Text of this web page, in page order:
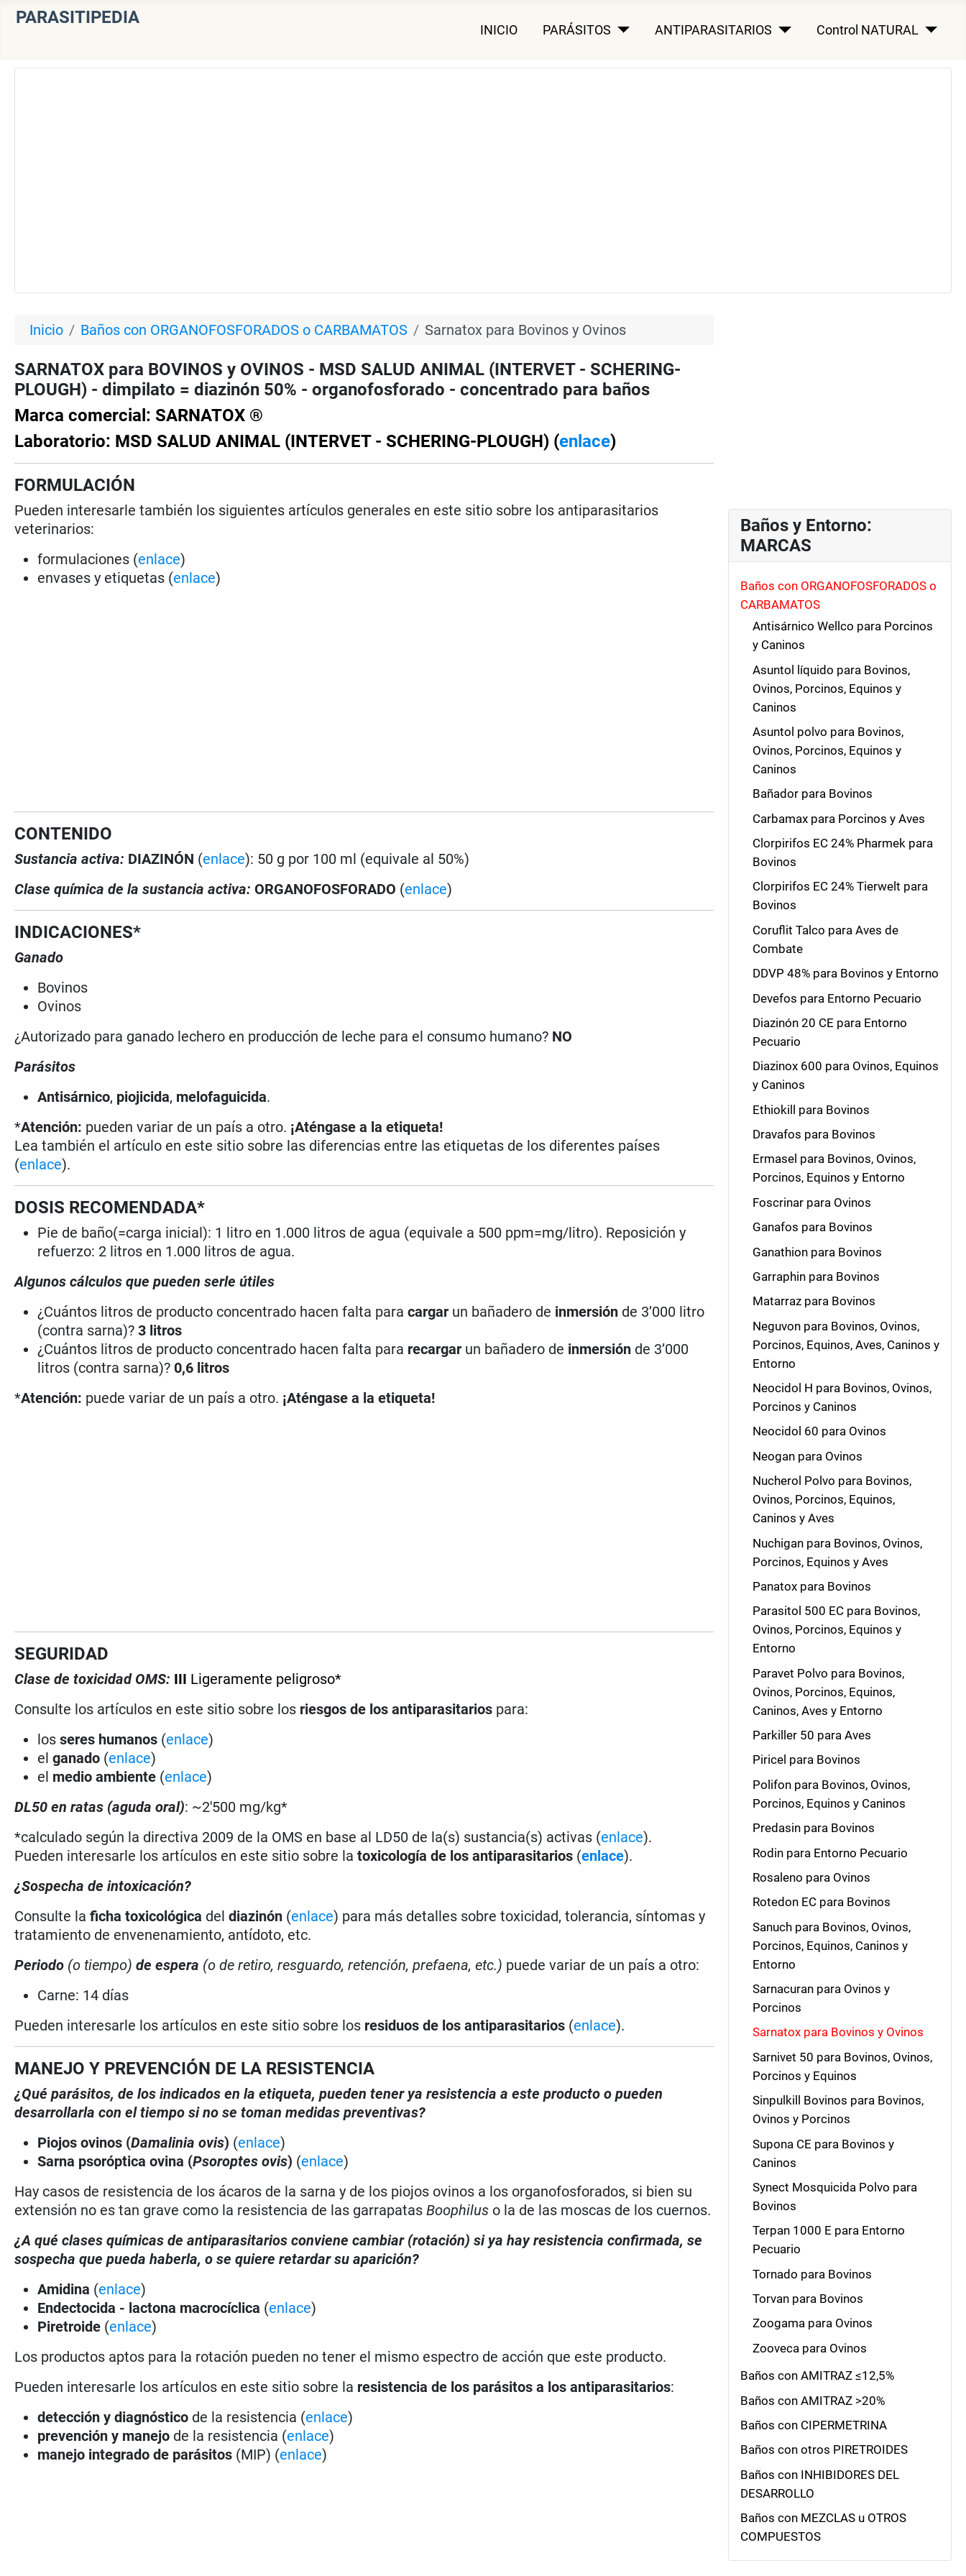
PARASITIPEDIA
INICIO PARÁSITOS ANTIPARASITARIOS Control NATURAL
Inicio Baños con ORGANOFOSFORADOS o CARBAMATOS Sarnatox para Bovinos y Ovinos
SARNATOX para BOVINOS y OVINOS - MSD SALUD ANIMAL (INTERVET - SCHERING-
PLOUGH) - dimpilato = diazinón 50% - organofosforado - concentrado para baños
Marca comercial: SARNATOX ®
Laboratorio: MSD SALUD ANIMAL (INTERVET - SCHERING-PLOUGH) (enlace)
FORMULACIÓN
Pueden interesarle también los siguientes artículos generales en este sitio sobre los antiparasitarios
veterinarios:
formulaciones (enlace)
envases y etiquetas (enlace)
CONTENIDO
Sustancia activa: DIAZINÓN (enlace): 50 g por 100 ml (equivale al 50%)
Clase química de la sustancia activa:ORGANOFOSFORADO (enlace)
INDICACIONES*
Ganado
Bovinos
Ovinos
¿Autorizado para ganado lechero en producción de leche para el consumo humano? NO
Parásitos
Antisárnico, piojicida, melofaguicida.
*Atención: pueden variar de un país a otro. ¡Aténgase a la etiqueta!
Lea también el artículo en este sitio sobre las diferencias entre las etiquetas de los diferentes países
(enlace).
DOSIS RECOMENDADA*
Pie de baño(=carga inicial): 1 litro en 1.000 litros de agua (equivale a 500 ppm=mg/litro). Reposición y
refuerzo: 2 litros en 1.000 litros de agua.
Algunos cálculos que pueden serle útiles
¿Cuántos litros de producto concentrado hacen falta paracargar un bañadero de inmersión de 3’000 litro
(contra sarna)?3 litros
¿Cuántos litros de producto concentrado hacen falta para recargar un bañadero de inmersión de 3’000
litros (contra sarna)? 0,6 litros
*Atención: puede variar de un país a otro. ¡Aténgase a la etiqueta!
SEGURIDAD
Clase de toxicidad OMS: III Ligeramente peligroso*
Consulte los artículos en este sitio sobre los riesgos de los antiparasitarios para:
losseres humanos (enlace)
elganado (enlace)
el medio ambiente (enlace)
DL50 en ratas (aguda oral): ~2'500 mg/kg*
*calculado según la directiva 2009 de la OMS en base al LD50 de la(s) sustancia(s) activas (enlace).
Pueden interesarle los artículos en este sitio sobre la toxicología de los antiparasitarios (enlace).
¿Sospecha de intoxicación?
Consulte laficha toxicológica deldiazinón (enlace) para más detalles sobre toxicidad, tolerancia, síntomas y
tratamiento de envenenamiento, antídoto, etc.
Periodo (o tiempo) de espera (o de retiro, resguardo, retención, prefaena, etc.) puede variar de un país a otro:
Carne: 14 días
Pueden interesarle los artículos en este sitio sobre los residuos de los antiparasitarios (enlace).
MANEJO Y PREVENCIÓN DE LA RESISTENCIA
¿Qué parásitos, de los indicados en la etiqueta, pueden tener ya resistencia a este producto o pueden
desarrollarla con el tiempo si no se toman medidas preventivas?
Piojos ovinos (Damalinia ovis) (enlace)
Sarna psoróptica ovina (Psoroptes ovis) (enlace)
Hay casos de resistencia de los ácaros de la sarna y de los piojos ovinos a los organofosforados, si bien su
extensión no es tan grave como la resistencia de las garrapatasBoophilus o la de las moscas de los cuernos.
¿A qué clases químicas de antiparasitarios conviene cambiar (rotación) si ya hay resistencia confirmada, se
sospecha que pueda haberla, o se quiere retardar su aparición?
Amidina (enlace)
Endectocida - lactona macrocíclica (enlace)
Piretroide (enlace)
Los productos aptos para la rotación pueden no tener el mismo espectro de acción que este producto.
Pueden interesarle los artículos en este sitio sobre la resistencia de los parásitos a los antiparasitarios:
detección y diagnóstico de la resistencia (enlace)
prevención y manejo de la resistencia (enlace)
manejo integrado de parásitos (MIP) (enlace)
Baños y Entorno:
MARCAS
Baños con ORGANOFOSFORADOS o
CARBAMATOS
Antisárnico Wellco para Porcinos
y Caninos
Asuntol líquido para Bovinos,
Ovinos, Porcinos, Equinos y
Caninos
Asuntol polvo para Bovinos,
Ovinos, Porcinos, Equinos y
Caninos
Bañador para Bovinos
Carbamax para Porcinos y Aves
Clorpirifos EC 24% Pharmek para
Bovinos
Clorpirifos EC 24% Tierwelt para
Bovinos
Coruflit Talco para Aves de
Combate
DDVP 48% para Bovinos y Entorno
Devefos para Entorno Pecuario
Diazinón 20 CE para Entorno
Pecuario
Diazinox 600 para Ovinos, Equinos
y Caninos
Ethiokill para Bovinos
Dravafos para Bovinos
Ermasel para Bovinos, Ovinos,
Porcinos, Equinos y Entorno
Foscrinar para Ovinos
Ganafos para Bovinos
Ganathion para Bovinos
Garraphin para Bovinos
Matarraz para Bovinos
Neguvon para Bovinos, Ovinos,
Porcinos, Equinos, Aves, Caninos y
Entorno
Neocidol H para Bovinos, Ovinos,
Porcinos y Caninos
Neocidol 60 para Ovinos
Neogan para Ovinos
Nucherol Polvo para Bovinos,
Ovinos, Porcinos, Equinos,
Caninos y Aves
Nuchigan para Bovinos, Ovinos,
Porcinos, Equinos y Aves
Panatox para Bovinos
Parasitol 500 EC para Bovinos,
Ovinos, Porcinos, Equinos y
Entorno
Paravet Polvo para Bovinos,
Ovinos, Porcinos, Equinos,
Caninos, Aves y Entorno
Parkiller 50 para Aves
Piricel para Bovinos
Polifon para Bovinos, Ovinos,
Porcinos, Equinos y Caninos
Predasin para Bovinos
Rodin para Entorno Pecuario
Rosaleno para Ovinos
Rotedon EC para Bovinos
Sanuch para Bovinos, Ovinos,
Porcinos, Equinos, Caninos y
Entorno
Sarnacuran para Ovinos y
Porcinos
Sarnatox para Bovinos y Ovinos
Sarnivet 50 para Bovinos, Ovinos,
Porcinos y Equinos
Sinpulkill Bovinos para Bovinos,
Ovinos y Porcinos
Supona CE para Bovinos y
Caninos
Synect Mosquicida Polvo para
Bovinos
Terpan 1000 E para Entorno
Pecuario
Tornado para Bovinos
Torvan para Bovinos
Zoogama para Ovinos
Zooveca para Ovinos
Baños con AMITRAZ ≤12,5%
Baños con AMITRAZ >20%
Baños con CIPERMETRINA
Baños con otros PIRETROIDES
Baños con INHIBIDORES DEL
DESARROLLO
Baños con MEZCLAS u OTROS
COMPUESTOS